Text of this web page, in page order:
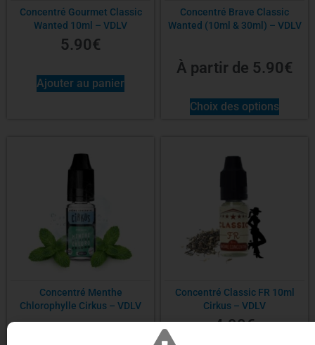
Concentré Gourmet Classic
Wanted 10ml – VDLV
5.90€
Ajouter au panier
Concentré Brave Classic
Wanted (10ml & 30ml) – VDLV
À partir de 5.90€
Choix des options
Concentré Menthe
Chlorophylle Cirkus – VDLV
Concentré Classic FR 10ml
Cirkus – VDLV
4.90€